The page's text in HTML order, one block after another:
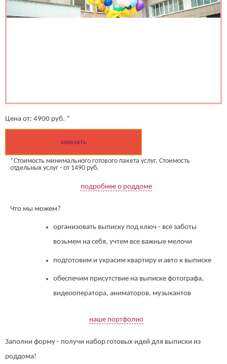
Цена от: 4900 руб. *
заказать
*Стоимость минимального готового пакета услуг. Стоимость
отдельных услуг - от 1490 руб.
подробнее о роддоме
Что мы можем?
организовать выписку под ключ - все заботы
возьмем на себя, учтем все важные мелочи
подготовим и украсим квартиру и авто к выписке
обеспечим присутствие на выписке фотографа,
видеооператора, аниматоров, музыкантов
наше портфолио
Заполни форму - получи набор готовых идей для выписки из
роддома!